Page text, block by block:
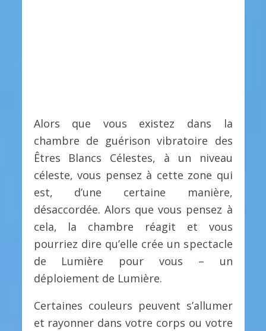
Alors que vous existez dans la
chambre de guérison vibratoire des
Êtres Blancs Célestes, à un niveau
céleste, vous pensez à cette zone qui
est, d’une certaine manière,
désaccordée. Alors que vous pensez à
cela, la chambre réagit et vous
pourriez dire qu’elle crée un spectacle
de Lumière pour vous – un
déploiement de Lumière.
Certaines couleurs peuvent s’allumer
et rayonner dans votre corps ou votre